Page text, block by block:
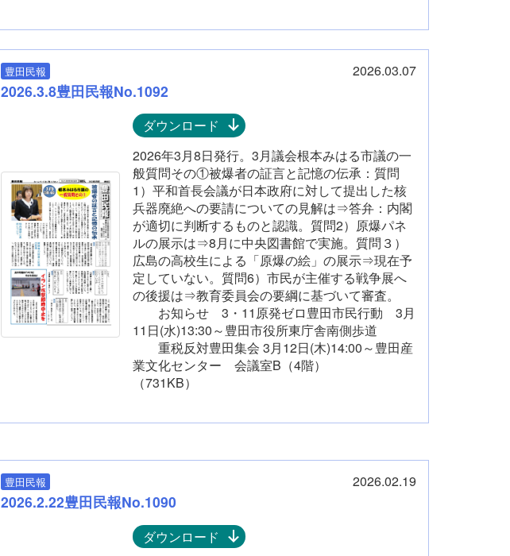
豊田民報 2026.03.07
2026.3.8豊田民報No.1092
ダウンロード
2026年3月8日発行。3月議会根本みはる市議の一
般質問その①被爆者の証言と記憶の伝承：質問
1）平和首長会議が日本政府に対して提出した核
兵器廃絶への要請についての見解は⇒答弁：内閣
が適切に判断するものと認識。質問2）原爆パネ
ルの展示は⇒8月に中央図書館で実施。質問３）
広島の高校生による「原爆の絵」の展示⇒現在予
定していない。質問6）市民が主催する戦争展へ
の後援は⇒教育委員会の要綱に基づいて審査。
お知らせ 3・11原発ゼロ豊田市民行動 3月
11日(水)13:30～豊田市役所東庁舎南側歩道
重税反対豊田集会 3月12日(木)14:00～豊田産
業文化センター 会議室B（4階）
（731KB）
豊田民報 2026.02.19
2026.2.22豊田民報No.1090
ダウンロード